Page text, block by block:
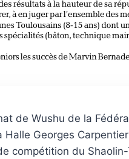
de Wushu de la
Halle Georges
compétition du